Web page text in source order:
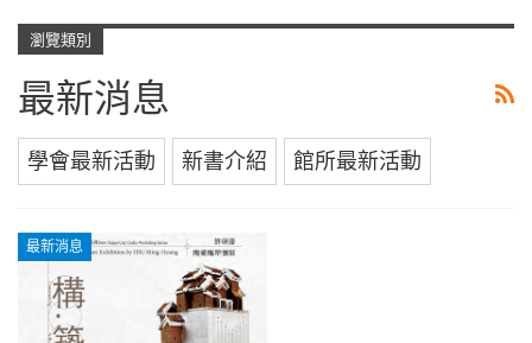
瀏覽類別
最新消息
學會最新活動 新書介紹 館所最新活動
最新消息